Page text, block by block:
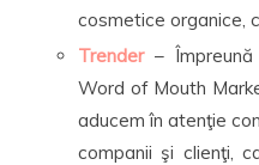
cosmetice organice,
Trender– Împreună
Word of Mouth
aducem în atenţie
companii şi clienţi,